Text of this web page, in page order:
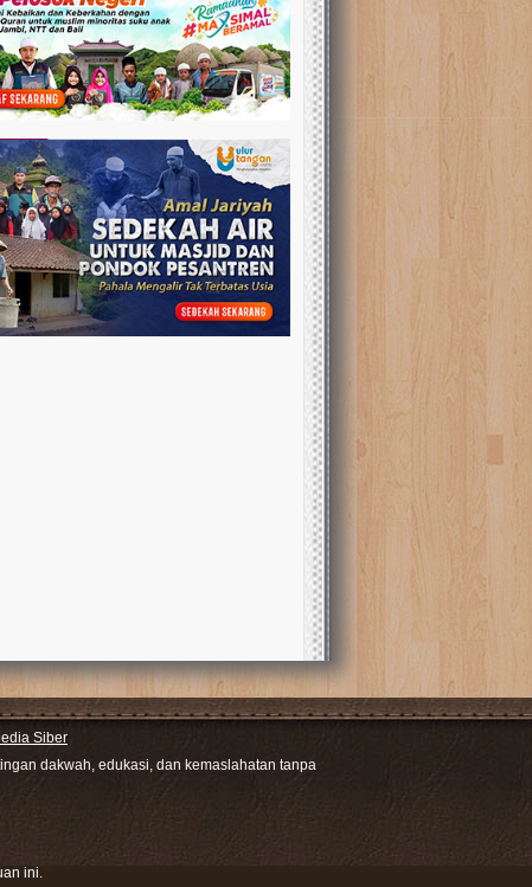
Siber
dakwah, edukasi, dan kemaslahatan tanpa
ini.